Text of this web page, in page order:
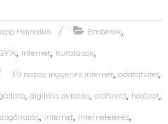
Hajnalka Emberek,
, Internet, Kutatások,
30 napos ingyenes internet, adatátvitel,
, digitális oktatás, előfizető, hálózat,
, internet, internetelérés,